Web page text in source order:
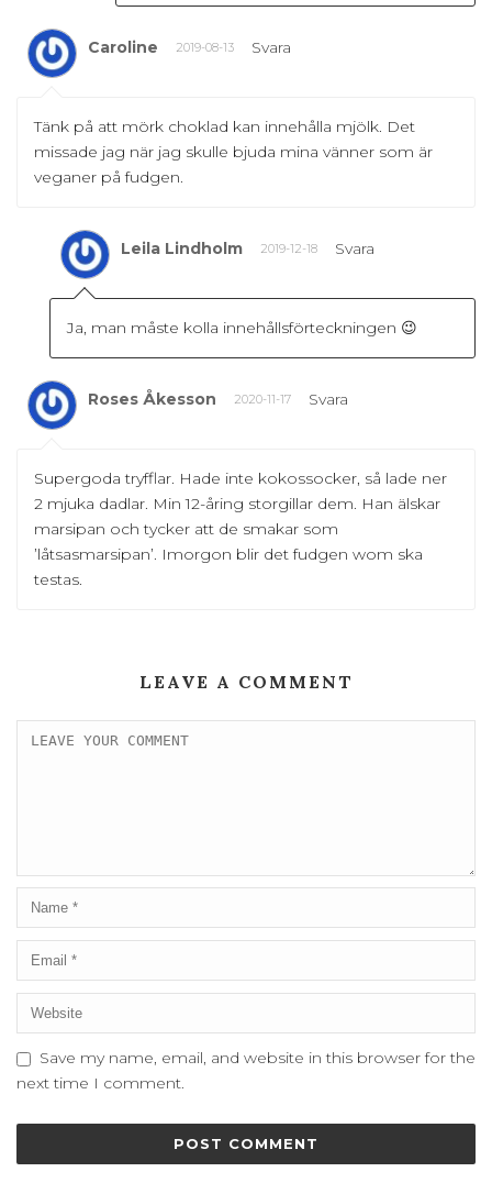
Caroline 2019-08-13 Svara
Tänk på att mörk choklad kan innehålla mjölk. Det
missade jag när jag skulle bjuda mina vänner som är
veganer på fudgen.
Leila Lindholm 2019-12-18 Svara
Ja, man måste kolla innehållsförteckningen 😉
Roses Åkesson 2020-11-17 Svara
Supergoda tryfflar. Hade inte kokossocker, så lade ner
2 mjuka dadlar. Min 12-åring storgillar dem. Han älskar
marsipan och tycker att de smakar som
’låtsasmarsipan’. Imorgon blir det fudgen wom ska
testas.
LEAVE A COMMENT
Save my name, email, and website in this browser for the
next time I comment.